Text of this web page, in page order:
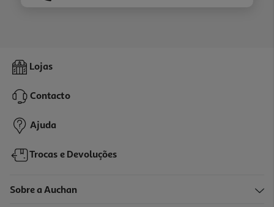
Lojas
Contacto
Ajuda
Trocas e Devoluções
Sobre a Auchan